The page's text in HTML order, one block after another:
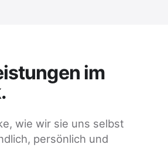
im
wie wir sie uns selbst
persönlich und